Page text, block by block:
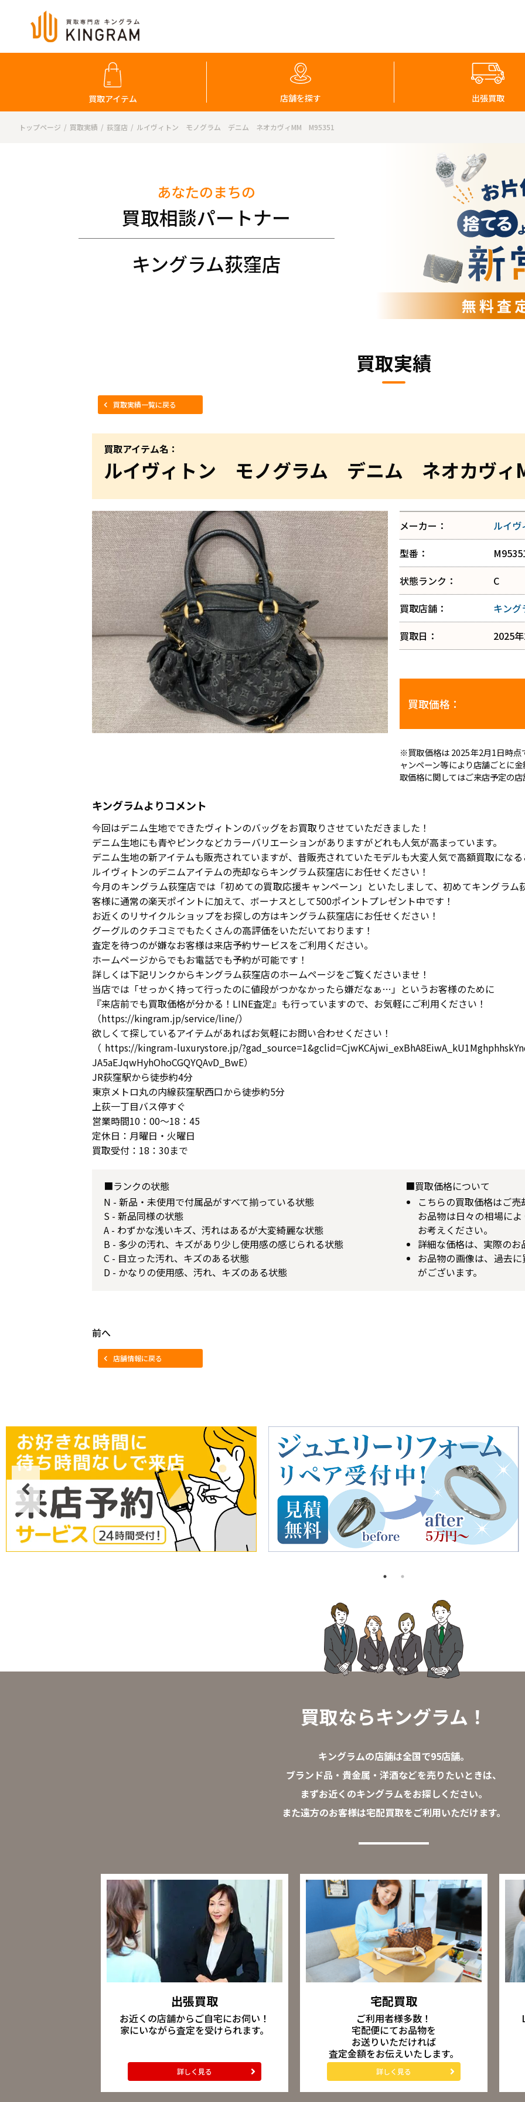
買取アイテム 店舗を探す 出張買取
トップページ 買取実績 荻窪店 ルイヴィトン モノグラム デニム ネオカヴィMM M95351
キングラム荻窪店
あなたのまちの
買取相談パートナー
買取実績
買取実績一覧に戻る
買取アイテム名：
ルイヴィトン モノグラム デニム ネオカヴ
メーカー：
ルイヴ
型番：
状態ランク：
C
買取店舗：
キング
買取日：
2025
買取価格：
※買取価格は 2025年2月1日時点
ャンペーン等により店舗ごとに
取価格に関してはご来店予定の
キングラムよりコメント
今回はデニム生地でできたヴィトンのバッグをお買取りさせていただきました！
デニム生地にも青やピンクなどカラーバリエーションがありますがどれも人気が高まっています。
デニム生地の新アイテムも販売されていますが、昔販売されていたモデルも大変人気で高額買取にな
ルイヴィトンのデニムアイテムの売却ならキングラム荻窪店にお任せください！
今月のキングラム荻窪店では「初めての買取応援キャンペーン」といたしまして、初めてキングラ
客様に通常の楽天ポイントに加えて、ボーナスとして500ポイントプレゼント中です！
お近くのリサイクルショップをお探しの方はキングラム荻窪店にお任せください！
グーグルのクチコミでもたくさんの高評価をいただいております！
査定を待つのが嫌なお客様は来店予約サービスをご利用ください。
ホームページからでもお電話でも予約が可能です！
詳しくは下記リンクからキングラム荻窪店のホームページをご覧くださいませ！
当店では「せっかく持って行ったのに値段がつかなかったら嫌だなぁ…」というお客様のために
『来店前でも買取価格が分かる！LINE査定』も行っていますので、お気軽にご利用ください！
（https://kingram.jp/service/line/）
欲しくて探しているアイテムがあればお気軽にお問い合わせください！
（https://kingram-luxurystore.jp/
JA5aEJqwHyhOhoCGQYQAvD_BwE）
JR荻窪駅から徒歩約4分
東京メトロ丸の内線荻窪駅西口から徒歩約5分
上荻一丁目バス停すぐ
営業時間10：00～18：45
定休日：月曜日・火曜日
買取受付：18：30まで
■ランクの状態
N - 新品・未使用で付属品がすべて揃っている状態
S - 新品同様の状態
A - わずかな浅いキズ、汚れはあるが大変綺麗な状態
B - 多少の汚れ、キズがあり少し使用感の感じられる状態
C - 目立った汚れ、キズのある状態
D - かなりの使用感、汚れ、キズのある状態
■買取価格について
こちらの買取価格はご
お品物は日々の相場に
お考えください。
詳細な価格は、実際の
お品物の画像は、過去
がございます。
前へ
店舗情報に戻る
買取ならキングラム！
キングラムの店舗は全国で95店舗。
ブランド品・貴金属・洋酒などを売りたいときは、
まずお近くのキングラムをお探しください。
また遠方のお客様は宅配買取をご利用いただけます。
出張買取
お近くの店舗からご自宅にお伺い！
家にいながら査定を受けられます。
詳しく見る
宅配買取
ご利用者様多数！
宅配便にてお品物を
お送りいただければ
査定金額をお伝えいたします。
詳しく見る